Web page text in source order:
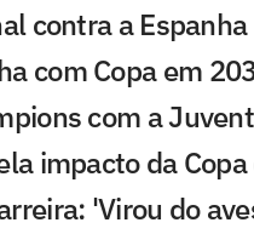
contra a Espanha
com Copa em
com a
impacto da Copa
'Virou do